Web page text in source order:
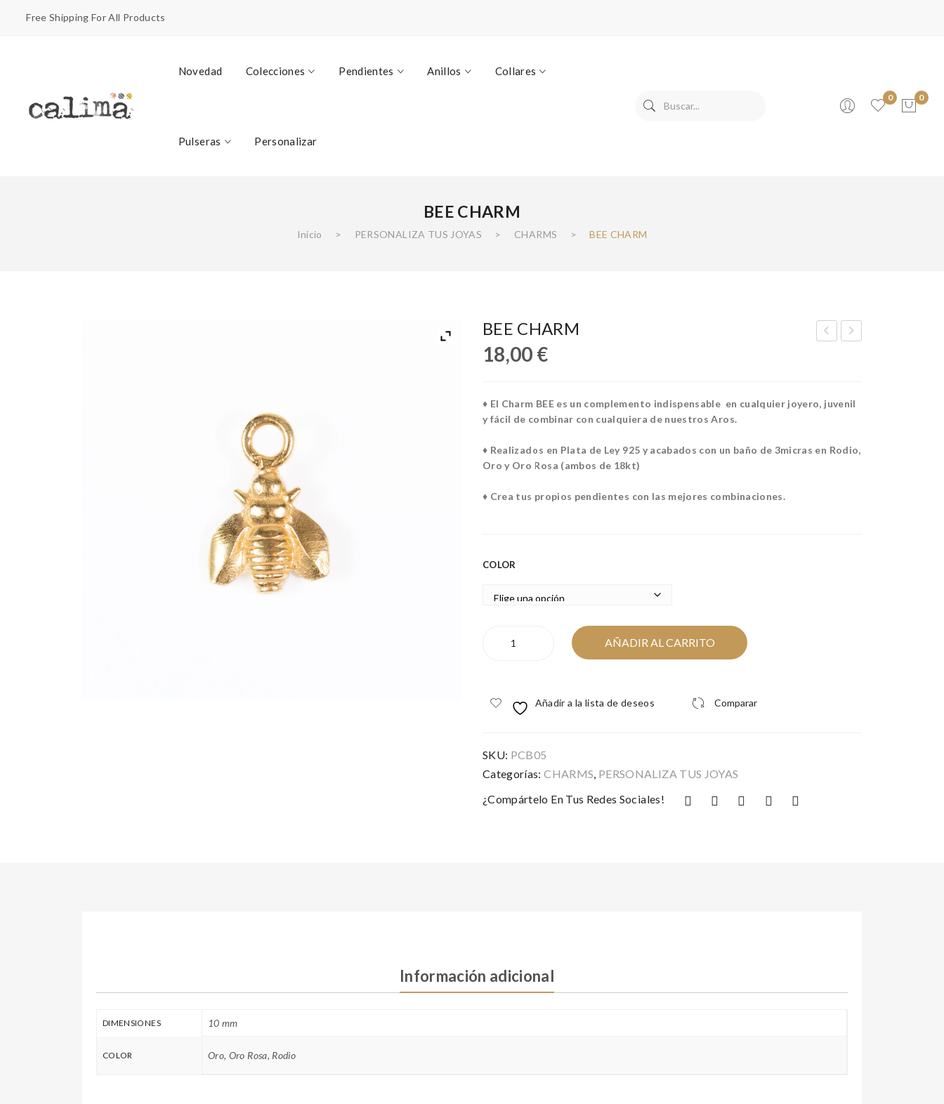
Free Shipping For All Products
Novedad Colecciones Pendientes Anillos Collares
Pulseras Personalizar
0
0
BEE CHARM
Inicio > PERSONALIZA TUS JOYAS > CHARMS > BEE CHARM
E
ER
AR
BEE CHARM
18,00 €
♦ El Charm BEE es un complemento indispensable en cualquier joyero, juvenil
y fácil de combinar con cualquiera de nuestros Aros.
♦ Realizados en Plata de Ley 925 y acabados con un baño de 3micras en Rodio,
Oro y Oro Rosa (ambos de 18kt)
♦ Crea tus propios pendientes con las mejores combinaciones.
COLOR
CHARM
AÑADIR AL CARRITO
Añadir a la lista de deseos Comparar
SKU: PCB05
Categorías:CHARMS, PERSONALIZA TUS JOYAS
¿Compártelo En Tus Redes Sociales!
Información adicional
DIMENSIONES 10 mm
COLOR Oro, Oro Rosa, Rodio